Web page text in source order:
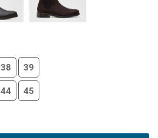
38 39
44 45